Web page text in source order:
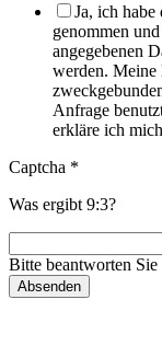
Ja, ich
genommen
angegebenen
werden. Meine
Anfrage
erkläre ich
Captcha *
Was ergibt 9:3?
Bitte beantworten
Absenden